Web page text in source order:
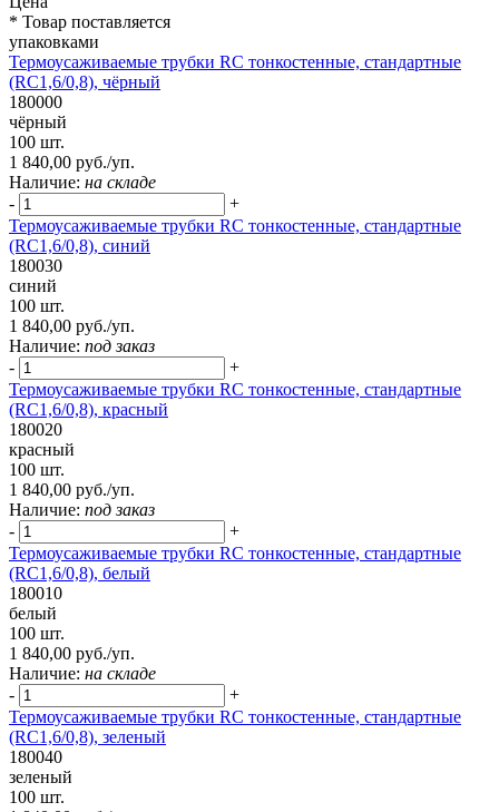
* Товар поставляется
упаковками
Термоусаживаемые трубки RC тонкостенные, стандартные
(RC1,6/0,8), чёрный
180000
чёрный
100 шт.
1 840,00 руб./уп.
Наличие: на складе
-
+
Термоусаживаемые трубки RC тонкостенные, стандартные
(RC1,6/0,8), синий
180030
синий
100 шт.
1 840,00 руб./уп.
Наличие: под заказ
-
+
Термоусаживаемые трубки RC тонкостенные, стандартные
(RC1,6/0,8), красный
180020
красный
100 шт.
1 840,00 руб./уп.
Наличие: под заказ
-
+
Термоусаживаемые трубки RC тонкостенные, стандартные
(RC1,6/0,8), белый
180010
белый
100 шт.
1 840,00 руб./уп.
Наличие: на складе
-
+
Термоусаживаемые трубки RC тонкостенные, стандартные
(RC1,6/0,8), зеленый
180040
зеленый
100 шт.